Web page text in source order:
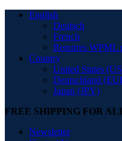
English
Deutsch
French
Requires WPML
Country
United States
Deutschland
Japan (JPY)
FREE SHIPPING FOR
Newsletter